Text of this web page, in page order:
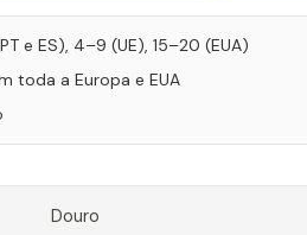
e ES), 4–9 (UE), 15–20 (EUA)
toda a Europa e EUA
Douro